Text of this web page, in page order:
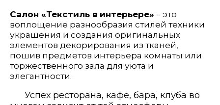
Салон «Текстиль в интерьере» – это
воплощение разнообразия стилей техники
украшения и создания оригинальных
элементов декорирования из тканей,
пошив предметов интерьера комнаты или
торжественного зала для уюта и
элегантности.
Успех ресторана, кафе, бара, клуба во